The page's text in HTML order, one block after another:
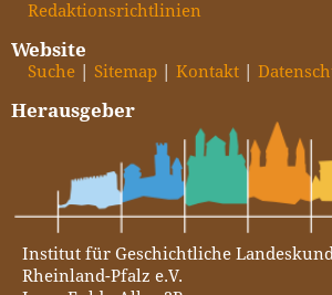
Redaktionsrichtlinien
Website
Suche Sitemap Kontakt
Herausgeber
Institut für Geschichtliche
Rheinland-Pfalz e.V.